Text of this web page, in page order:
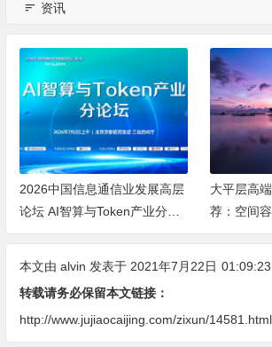
资讯
2026中国信息通信业发展高层
论坛 AI智算与Token产业分论
坛顺利举办
大平层高
荐：空间
全屋定制
本文由 alvin 发表于 2021年7月22日 01:09:23
转载请务必保留本文链接：
http://www.jujiaocaijing.com/zixun/14581.html